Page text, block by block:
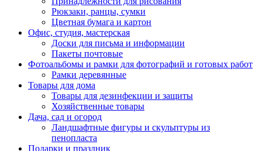
Рюкзаки, ранцы, сумки
Цветная бумага и картон
Офис, студия, мастерская
Доски для письма и информации
Пакеты почтовые
Фотоальбомы и рамки для фотографий и готовых работ
Рамки деревянные
Товары для дома
Товары для дезинфекции и защиты
Хозяйственные товары
Дача, сад и огород
Ландшафтные фигуры и скульптуры из
пенопласта
Подарки и праздник